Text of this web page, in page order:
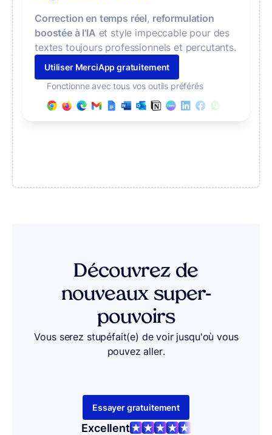
Correction en temps réel, reformulation
boostée à l'IA et style impeccable pour des
textes toujours professionnels et percutants.
Utiliser MerciApp gratuitement
Fonctionne avec tous vos outils préférés
Découvrez de
nouveaux super-
pouvoirs
Vous serez stupéfait(e) de voir jusqu'où vous
pouvez aller.
Essayer gratuitement
Excellent